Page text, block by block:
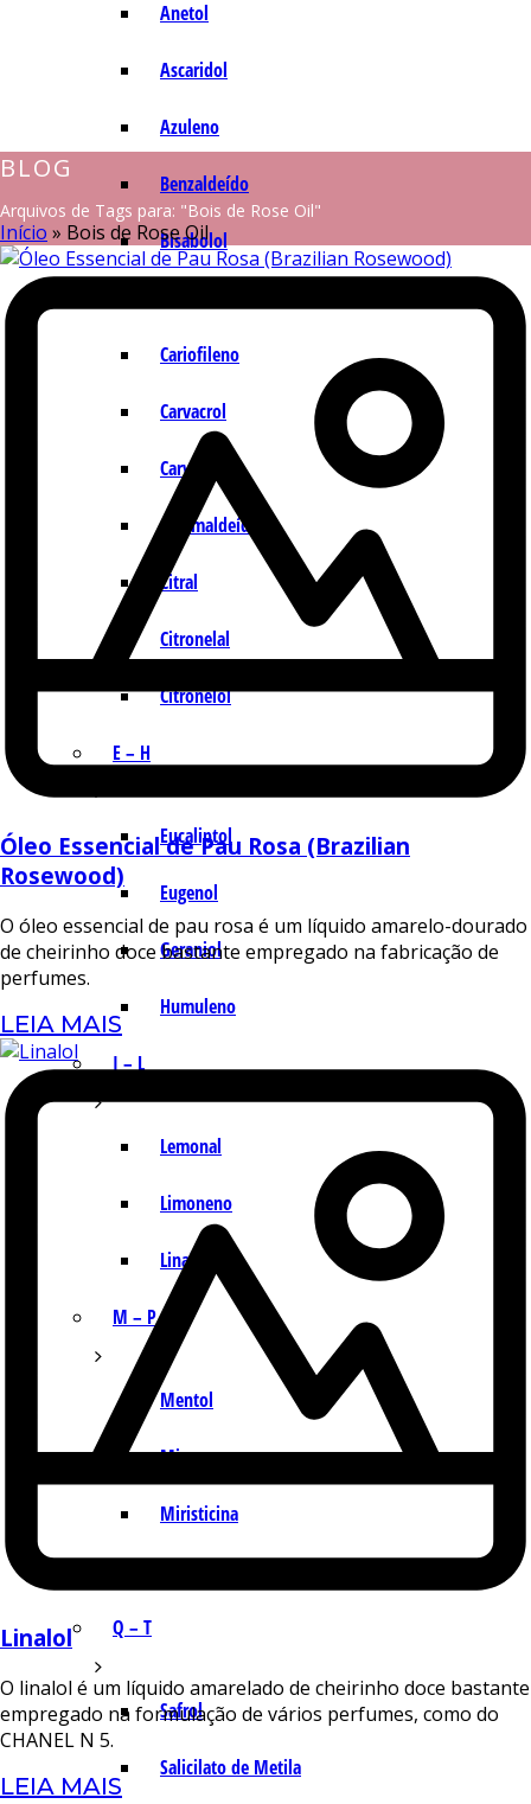
Anetol
Ascaridol
Azuleno
Benzaldeído
Bisabolol
Cariofileno
Carvacrol
Carvona
Cinamaldeído
Citral
Citronelal
Citronelol
E – H
Eucaliptol
Eugenol
Geraniol
Humuleno
I – L
Lemonal
Limoneno
Linalol
M – P
Mentol
Mirceno
Miristicina
Q – T
Safrol
Salicilato de Metila
BLOG
Arquivos de Tags para: "Bois de Rose Oil"
Início » Bois de Rose Oil
Óleo Essencial de Pau Rosa (Brazilian
Rosewood)
O óleo essencial de pau rosa é um líquido amarelo-dourado
de cheirinho doce bastante empregado na fabricação de
perfumes.
LEIA MAIS
Linalol
O linalol é um líquido amarelado de cheirinho doce bastante
empregado na formulação de vários perfumes, como do
CHANEL N 5.
LEIA MAIS